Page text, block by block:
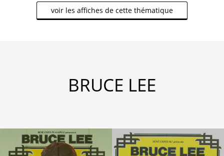
voir les affiches de cette thématique
BRUCE LEE